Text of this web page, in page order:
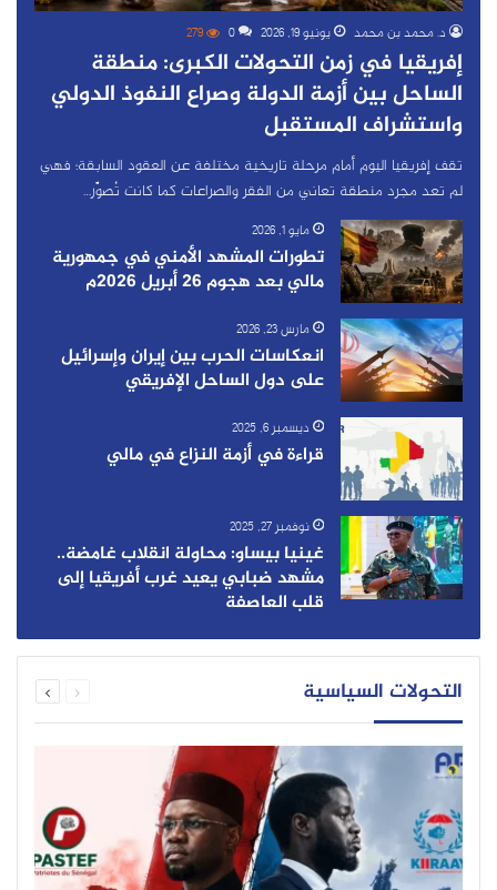
د. محمد بن محمد يونيو 19, 2026 0
279
إفريقيا في زمن التحولات الكبرى: منطقة
الساحل بين أزمة الدولة وصراع النفوذ الدولي
واستشراف المستقبل
تقف إفريقيا اليوم أمام مرحلة تاريخية مختلفة عن العقود السابقة؛ فهي
لم تعد مجرد منطقة تعاني من الفقر والصراعات كما كانت تُصوَّر…
مايو 1, 2026
تطورات المشهد الأمني في جمهورية
مالي بعد هجوم 26 أبريل 2026م
مارس 23, 2026
انعكاسات الحرب بين إيران وإسرائيل
على دول الساحل الإفريقي
ديسمبر 6, 2025
قراءة في أزمة النزاع في مالي
نوفمبر 27, 2025
غينيا بيساو: محاولة انقلاب غامضة..
مشهد ضبابي يعيد غرب أفريقيا إلى
قلب العاصفة
التحولات السياسية